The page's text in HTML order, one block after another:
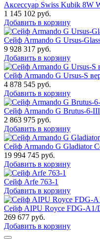
Аксессуар Swiss Kubik 8W
1 145 102 руб.
Добавить в корзину
Сейф Armando G Ursus-
9 928 317 руб.
Добавить в корзину
Сейф Armando G Ursus-S
4 878 545 руб.
Добавить в корзину
Сейф Armando G Brutus-6-III
2 863 975 руб.
Добавить в корзину
Сейф Armando G Gladiator
19 994 745 руб.
Добавить в корзину
Сейф Arfe 763-1
Добавить в корзину
Сейф AIPU Royce FDG-A1/
269 677 руб.
Добавить в корзину